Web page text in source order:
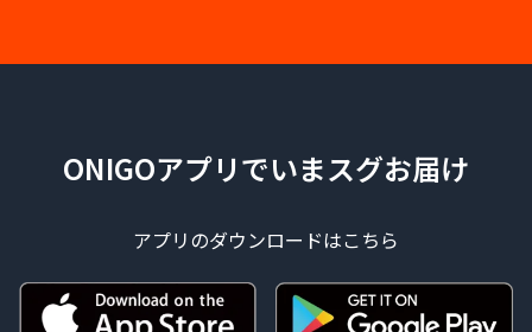
ONIGOアプリでいまスグお届け
アプリのダウンロードはこちら